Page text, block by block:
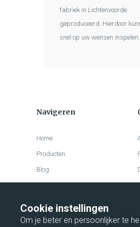
fabriek in Lichtenvoorde
geproduceerd. Hierdoor
snel op uw wensen inspelen.
Navigeren
Home
Producten
Blog
Veelgestelde vragen
Cookie instellingen
Om je beter en persoonlijker te